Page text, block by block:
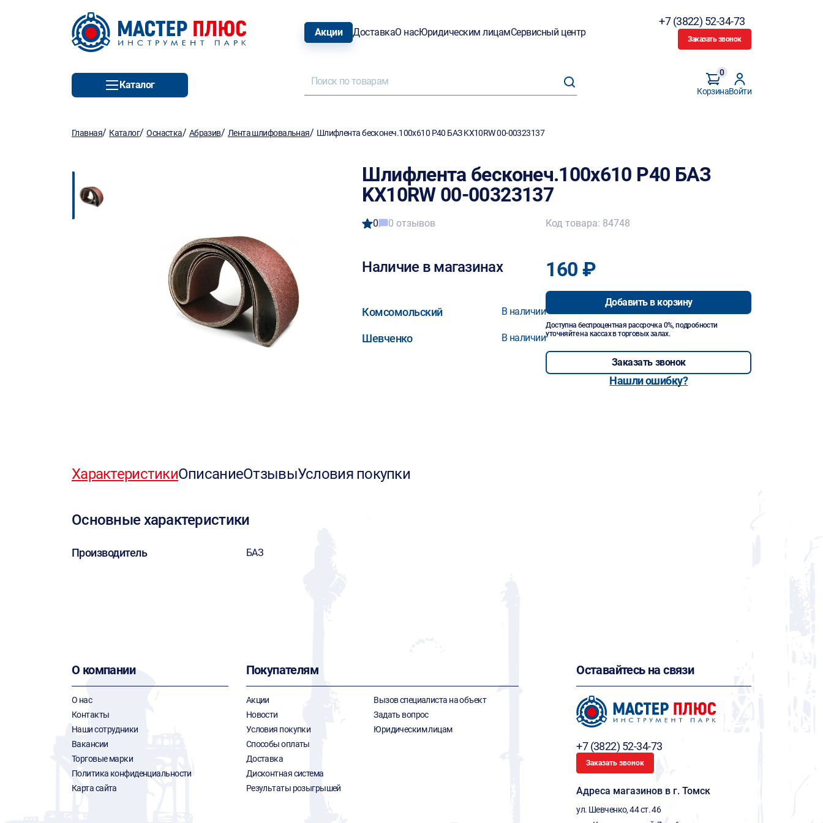
Акции ДоставкаО насЮридическим лицамСервисный центр
+7 (3822) 52-34-73
Заказать звонок
Каталог
Корзина
0
Войти
Главная/ Каталог/Оснастка/ Абразив/ Лента шлифовальная/ Шлифлента бесконеч.100х610 P40 БАЗ KX10RW 00-00323137
Шлифлента бесконеч.100х610 P40 БАЗ
KX10RW 00-00323137
0 0 отзывов
Наличие в магазинах
Комсомольский В наличии
Шевченко В наличии
Код товара: 84748
160 ₽
Добавить в корзину
Доступна беспроцентная рассрочка 0%, подробности
уточняйте на кассах в торговых залах.
Заказать звонок
Нашли ошибку?
ХарактеристикиОписаниеОтзывыУсловия покупки
Основные характеристики
Производитель БАЗ
О компании
О нас
Контакты
Наши сотрудники
Вакансии
Торговые марки
Политика конфиденциальности
Карта сайта
Покупателям
Акции
Новости
Условия покупки
Способы оплаты
Доставка
Дисконтная система
Результаты розыгрышей
Вызов специалиста на объект
Задать вопрос
Юридическим лицам
Оставайтесь на связи
+7 (3822) 52-34-73
Заказать звонок
Адреса магазинов в г. Томск
ул. Шевченко, 44 ст. 46